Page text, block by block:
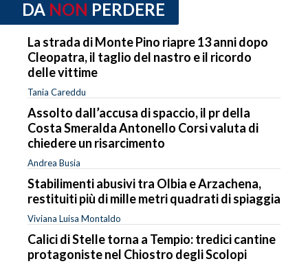
DA NON PERDERE
La strada di Monte Pino riapre 13 anni dopo
Cleopatra, il taglio del nastro e il ricordo
delle vittime
Tania Careddu
Assolto dall’accusa di spaccio, il pr della
Costa Smeralda Antonello Corsi valuta di
chiedere un risarcimento
Andrea Busia
Stabilimenti abusivi tra Olbia e Arzachena,
restituiti più di mille metri quadrati di spiaggia
Viviana Luisa Montaldo
Calici di Stelle torna a Tempio: tredici cantine
protagoniste nel Chiostro degli Scolopi